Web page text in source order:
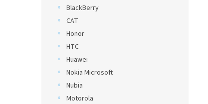
BlackBerry
CAT
Honor
HTC
Huawei
Nokia Microsoft
Nubia
Motorola